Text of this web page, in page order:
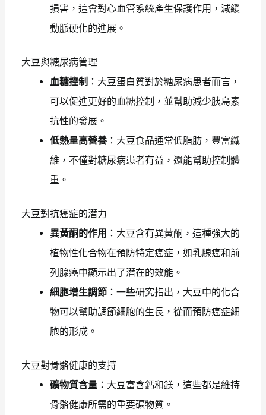
損害，這會對心血管系統產生保護作用，減緩
動脈硬化的進展。
大豆與糖尿病管理
血糖控制 ：大豆蛋白質對於糖尿病患者而言，
可以促進更好的血糖控制，並幫助減少胰島素
抗性的發展。
低熱量高營養 ：大豆食品通常低脂肪，豐富纖
維，不僅對糖尿病患者有益，還能幫助控制體
重。
大豆對抗癌症的潛力
異黃酮的作用 ：大豆含有異黃酮，這種強大的
植物性化合物在預防特定癌症，如乳腺癌和前
列腺癌中顯示出了潛在的效能。
細胞增生調節 ：一些研究指出，大豆中的化合
物可以幫助調節細胞的生長，從而預防癌症細
胞的形成。
大豆對骨骼健康的支持
礦物質含量 ：大豆富含鈣和鎂，這些都是維持
骨骼健康所需的重要礦物質。